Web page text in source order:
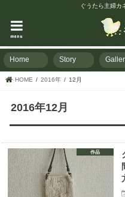
ぐうたら主婦カ
menu
Home Story
HOME 2016年 12月
2016年12月
作品